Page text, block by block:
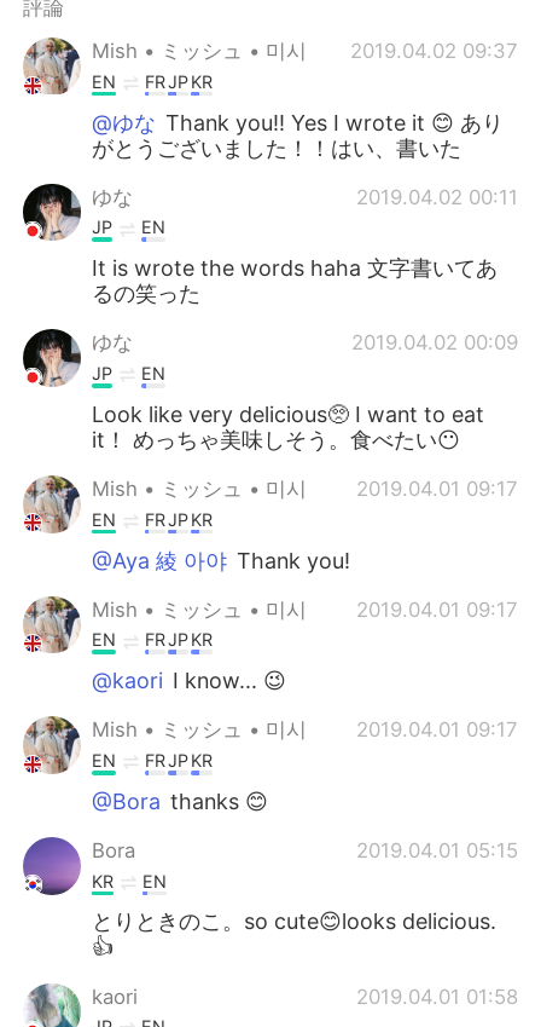
評論
Mish • ミッシュ • 미시
2019.04.02 09:37
EN FRJPKR
@ゆな Thank you!! Yes I wrote it 😊 あり
がとうございました！！はい、書いた
ゆな 2019.04.02 00:11
JP EN
It is wrote the words haha 文字書いてあ
るの笑った
ゆな 2019.04.02 00:09
JP EN
Look like very delicious🥺 I want to eat
it！ めっちゃ美味しそう。食べたい😶
Mish • ミッシュ • 미시 2019.04.01 09:17
EN FRJPKR
@Aya 綾 아야 Thank you!
Mish • ミッシュ • 미시 2019.04.01 09:17
EN FRJPKR
@kaori I know... 😉
Mish • ミッシュ • 미시 2019.04.01 09:17
EN FRJPKR
@Bora thanks 😊
Bora 2019.04.01 05:15
KR EN
とりときのこ。so cute😊looks delicious.
👍
kaori 2019.04.01 01:58